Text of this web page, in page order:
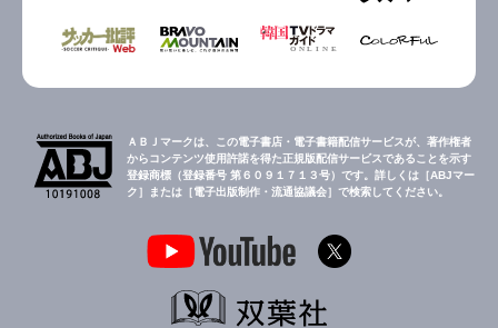
ＡＢＪマークは、この電子書店・電子書籍配信サービスが、著作権者
からコンテンツ使用許諾を得た正規版配信サービスであることを示す
登録商標（登録番号 第６０９１７１３号）です。詳しくは［ABJマー
ク］または［電子出版制作・流通協議会］で検索してください。